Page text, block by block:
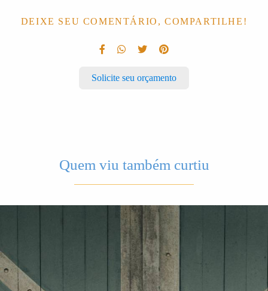
DEIXE SEU COMENTÁRIO, COMPARTILHE!
Solicite seu orçamento
Quem viu também curtiu